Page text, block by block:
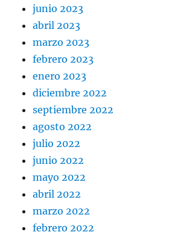
junio 2023
abril 2023
marzo 2023
febrero 2023
enero 2023
diciembre 2022
septiembre 2022
agosto 2022
julio 2022
junio 2022
mayo 2022
abril 2022
marzo 2022
febrero 2022